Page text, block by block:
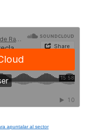
apuntalar al sector